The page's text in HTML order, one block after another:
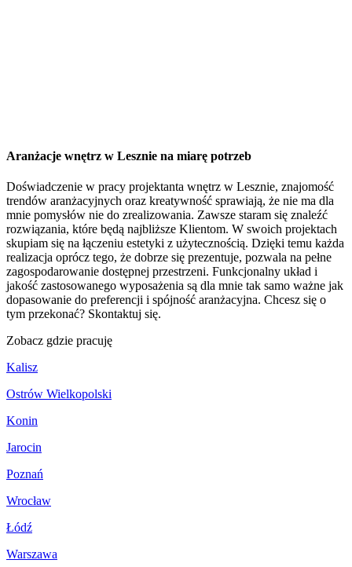
Aranżacje wnętrz w Lesznie na miarę potrzeb
Doświadczenie w pracy projektanta wnętrz w Lesznie, znajomość
trendów aranżacyjnych oraz kreatywność sprawiają, że nie ma dla
mnie pomysłów nie do zrealizowania. Zawsze staram się znaleźć
rozwiązania, które będą najbliższe Klientom. W swoich projektach
skupiam się na łączeniu estetyki z użytecznością. Dzięki temu każda
realizacja oprócz tego, że dobrze się prezentuje, pozwala na pełne
zagospodarowanie dostępnej przestrzeni. Funkcjonalny układ i
jakość zastosowanego wyposażenia są dla mnie tak samo ważne jak
dopasowanie do preferencji i spójność aranżacyjna. Chcesz się o
tym przekonać? Skontaktuj się.
Zobacz gdzie pracuję
Kalisz
Ostrów Wielkopolski
Konin
Jarocin
Poznań
Wrocław
Łódź
Warszawa